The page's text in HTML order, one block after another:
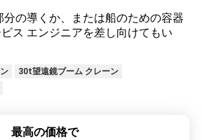
分の導くか、または船のための容器
ス エンジニアを差し向けてもい
30t望遠鏡ブーム クレーン
最高の価格で